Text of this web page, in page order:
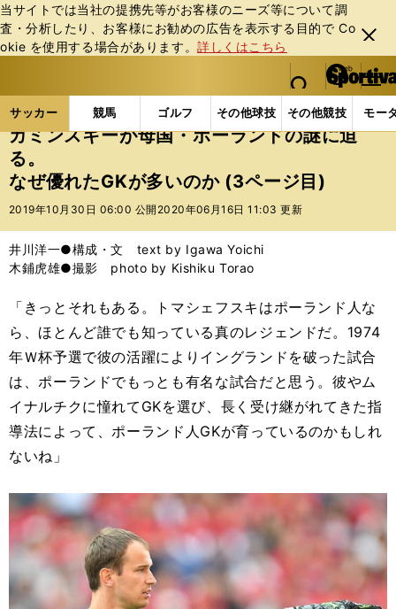
当サイトでは当社の提携先等がお客様のニーズ等について調
査・分析したり、お客様にお勧めの広告を表⽰する⽬的で Co
okie を使⽤する場合があります。詳しくはこちら
閉じ
る
web Sportiva (webスポルティーバ)
検索
マイペ
ー
ジ
メニュ
サッカー 競馬 ゴルフ その他球技 その他競技 モー
ス
ポ
ル
テ
ー
バ
サッカーの記事一覧 Jリーグ他 Jリーグ カミン
カミンスキーが母国・ポーランドの謎に迫
る。
なぜ優れたGKが多いのか (3ページ目)
2019年10月30日 06:00 公開 2020年06月16日 11:03 更新
井川洋一●構成・文 text by Igawa Yoichi
木鋪虎雄●撮影 photo by Kishiku Torao
「きっとそれもある。トマシェフスキはポーランド人な
ら、ほとんど誰でも知っている真のレジェンドだ。1974
年Ｗ杯予選で彼の活躍によりイングランドを破った試合
は、ポーランドでもっとも有名な試合だと思う。彼やム
イナルチクに憧れてGKを選び、長く受け継がれてきた指
導法によって、ポーランド人GKが育っているのかもしれ
ないね」